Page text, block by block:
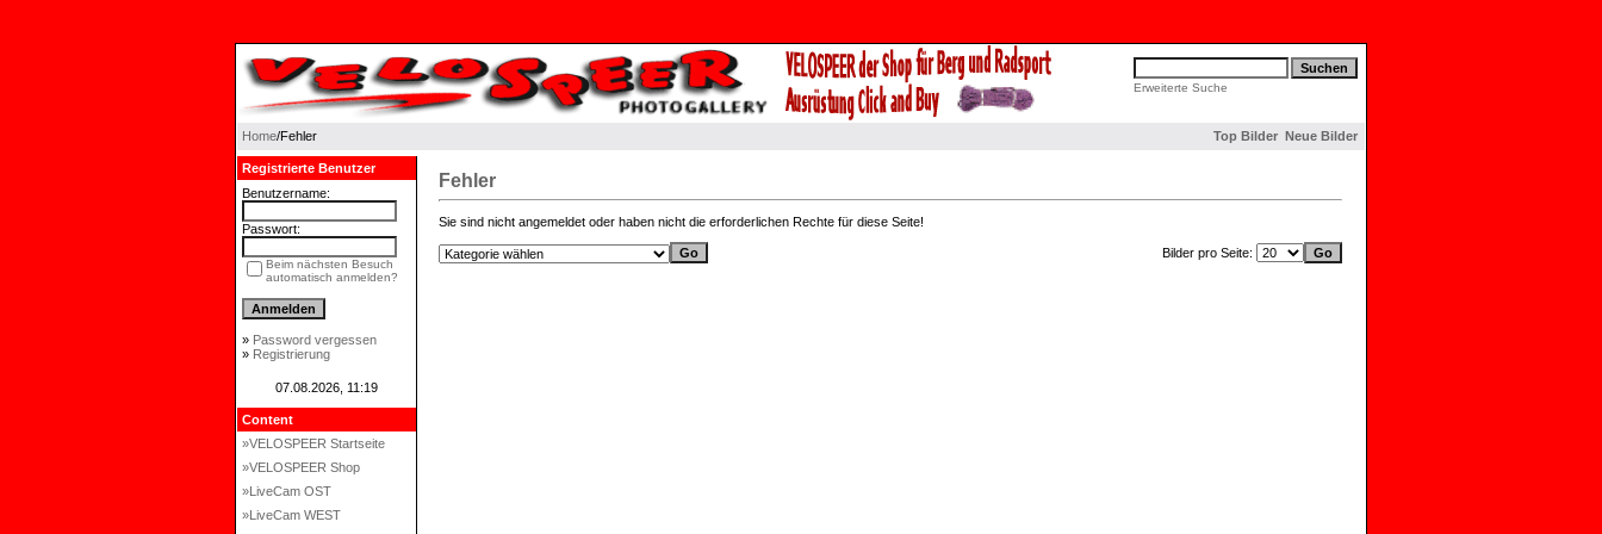
Erweiterte Suche
Home/Fehler Top Bilder Neue Bilder
Registrierte Benutzer
Benutzername:
Passwort:
Beim nächsten Besuch
automatisch anmelden?
» Password vergessen
» Registrierung
07.08.2026, 11:19
Content
»VELOSPEER Startseite
»VELOSPEER Shop
»LiveCam OST
»LiveCam WEST
Fehler
Sie sind nicht angemeldet oder haben nicht die erforderlichen Rechte für diese Seite!
Bilder pro Seite: